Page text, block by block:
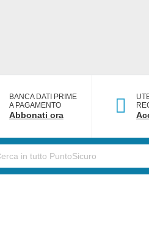
BANCA DATI PRIME
A PAGAMENTO
Abbonati ora